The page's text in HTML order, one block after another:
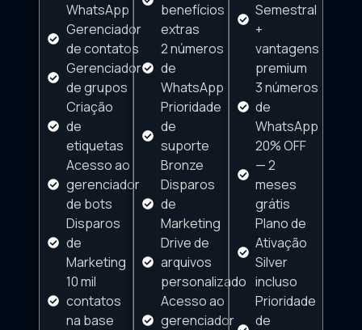
WhatsApp
Gerenciador
de contatos
Gerenciador
de grupos
Criação
de
etiquetas
Acesso ao
gerenciador
de bots
Disparos
de
Marketing
10 mil
contatos
na base
benefícios
extras
2 números
de
WhatsApp
Prioridade
de
suporte
Bronze
Disparos
de
Marketing
Drive de
arquivos
personalizado
Acesso ao
gerenciador
Semestral
+
vantagens
premium
3 números
de
WhatsApp
20% OFF
— 2
meses
grátis
Plano de
Ativação
Silver
incluso
Prioridade
de